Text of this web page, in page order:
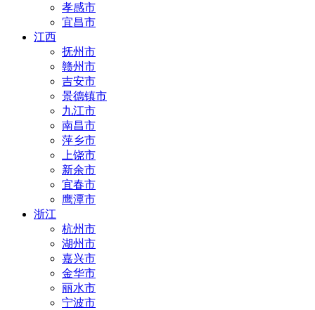
孝感市
宜昌市
江西
抚州市
赣州市
吉安市
景德镇市
九江市
南昌市
萍乡市
上饶市
新余市
宜春市
鹰潭市
浙江
杭州市
湖州市
嘉兴市
金华市
丽水市
宁波市